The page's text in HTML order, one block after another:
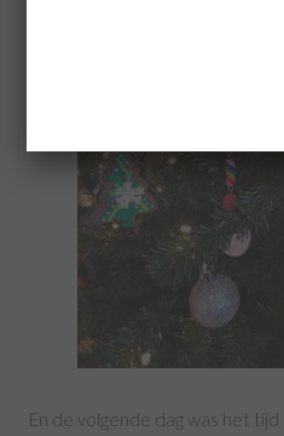
En de volgende dag was het